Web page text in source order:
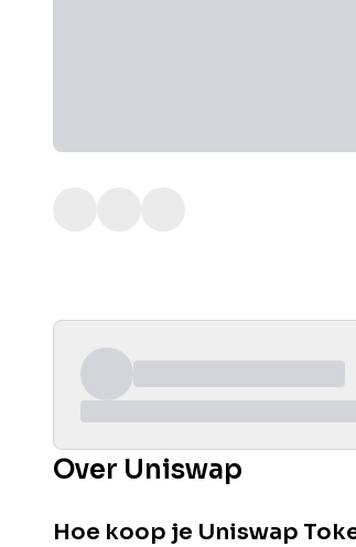
Over Uniswap
Hoe koop je Uniswap